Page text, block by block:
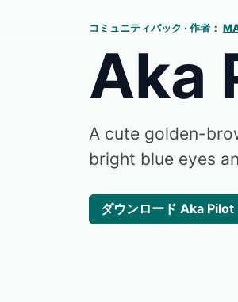
コミュニティパック · 作者：
Aka
A cute golden-
bright blue eyes
ダウンロード Aka Pilot